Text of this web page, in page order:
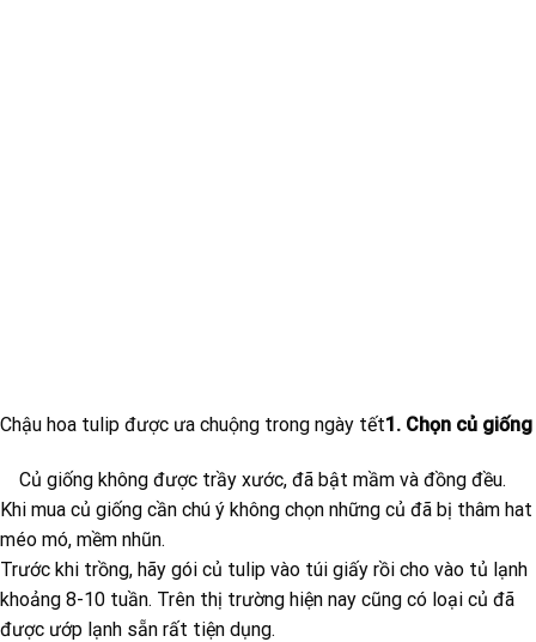
Chậu hoa tulip được ưa chuộng trong ngày tết1. Chọn củ giống
Củ giống không được trầy xước, đã bật mầm và đồng đều.
Khi mua củ giống cần chú ý không chọn những củ đã bị thâm hat
méo mó, mềm nhũn.
Trước khi trồng, hãy gói củ tulip vào túi giấy rồi cho vào tủ lạnh
khoảng 8-10 tuần. Trên thị trường hiện nay cũng có loại củ đã
được ướp lạnh sẵn rất tiện dụng.